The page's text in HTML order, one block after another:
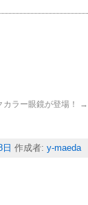
ラー眼鏡が登場！ →
作成者: y-maeda